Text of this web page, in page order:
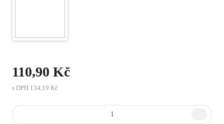
110,90 Kč
s DPH 134,19 Kč